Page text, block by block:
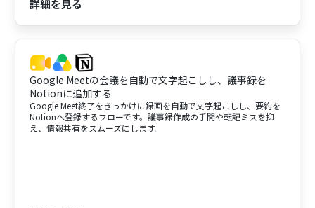
詳細を見る
Google Meetの会議を自動で文字起こしし、議事録を
Notionに追加する
Google Meet終了をきっかけに録画を自動で文字起こしし、要約を
Notionへ登録するフローです。議事録作成の手間や転記ミスを抑
え、情報共有をスムーズにします。